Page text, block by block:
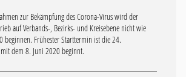
zur Bekämpfung des Corona-Virus wird der
auf Verbands-, Bezirks- und Kreisebene nicht wie
beginnen. Frühester Starttermin ist die 24.
dem 8. Juni 2020 beginnt.